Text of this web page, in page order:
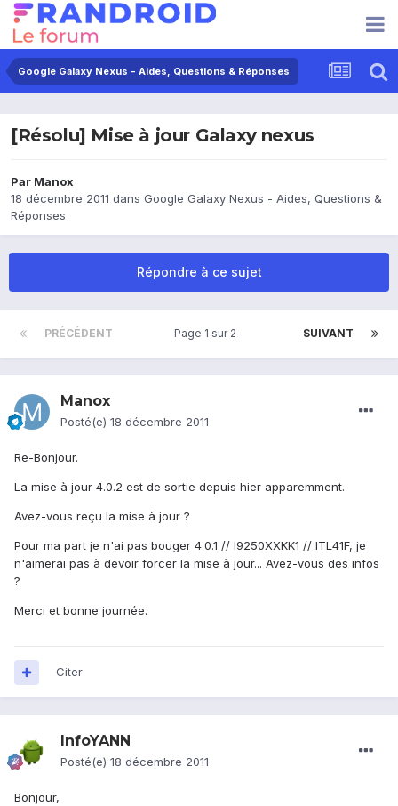
Google Galaxy Nexus - Aides, Questions & Réponses
[Résolu] Mise à jour Galaxy nexus
Par Manox
18 décembre 2011 dans Google Galaxy Nexus - Aides, Questions &
Réponses
Répondre à ce sujet
PRÉCÉDENT SUIVANT
Page 1 sur 2
Manox
Posté(e) 18 décembre 2011
Re-Bonjour.
La mise à jour 4.0.2 est de sortie depuis hier apparemment.
Avez-vous reçu la mise à jour ?
Pour ma part je n'ai pas bouger 4.0.1 // I9250XXKK1 // ITL41F, je
n'aimerai pas à devoir forcer la mise à jour... Avez-vous des infos
?
Merci et bonne journée.
Citer
InfoYANN
Posté(e) 18 décembre 2011
Bonjour,